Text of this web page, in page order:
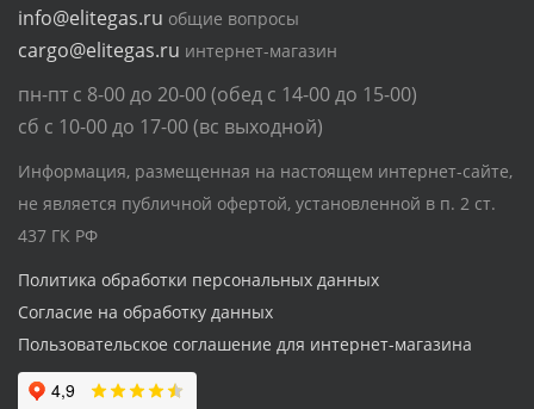
info@elitegas.ru общие вопросы
cargo@elitegas.ru интернет-магазин
пн-пт с 8-00 до 20-00 (обед с 14-00 до 15-00)
сб с 10-00 до 17-00 (вс выходной)
Информация, размещенная на настоящем интернет-сайте,
не является публичной офертой, установленной в п. 2 ст.
437 ГК РФ
Политика обработки персональных данных
Согласие на обработку данных
Пользовательское соглашение для интернет-магазина